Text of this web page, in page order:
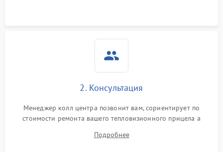
2. Консультация
Менеджер колл центра позвонит вам, сориентирует по
стоимости ремонта вашего тепловизионного прицела а
Подробнее